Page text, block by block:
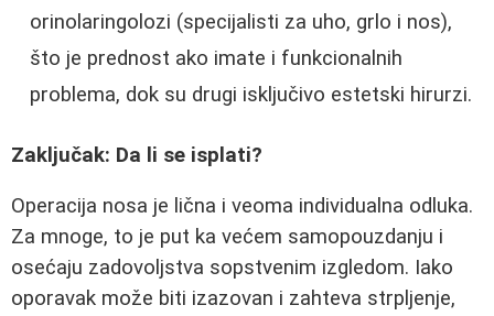
orinolaringolozi (specijalisti za uho, grlo i nos),
što je prednost ako imate i funkcionalnih
problema, dok su drugi isključivo estetski hirurzi.
Zaključak: Da li se isplati?
Operacija nosa je lična i veoma individualna odluka.
Za mnoge, to je put ka većem samopouzdanju i
osećaju zadovoljstva sopstvenim izgledom. Iako
oporavak može biti izazovan i zahteva strpljenje,